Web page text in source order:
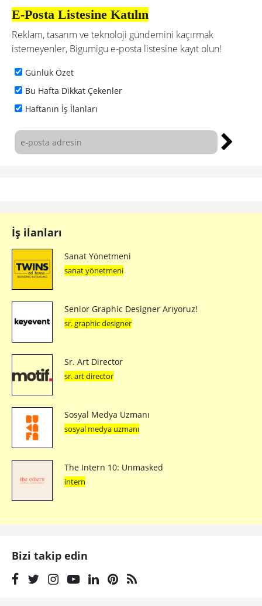
E-Posta Listesine Katılın
Reklam, tasarım ve teknoloji gündemini kaçırmak
istemeyenler, Bigumigu e-posta listesine kayıt olun!
Günlük Özet
Bu Hafta Dikkat Çekenler
Haftanın İş İlanları
İş ilanları
Sanat Yönetmeni
sanat yönetmeni
Senior Graphic Designer Arıyoruz!
sr. graphic designer
Sr. Art Director
sr. art director
Sosyal Medya Uzmanı
sosyal medya uzmanı
The Intern 10: Unmasked
intern
Bizi takip edin